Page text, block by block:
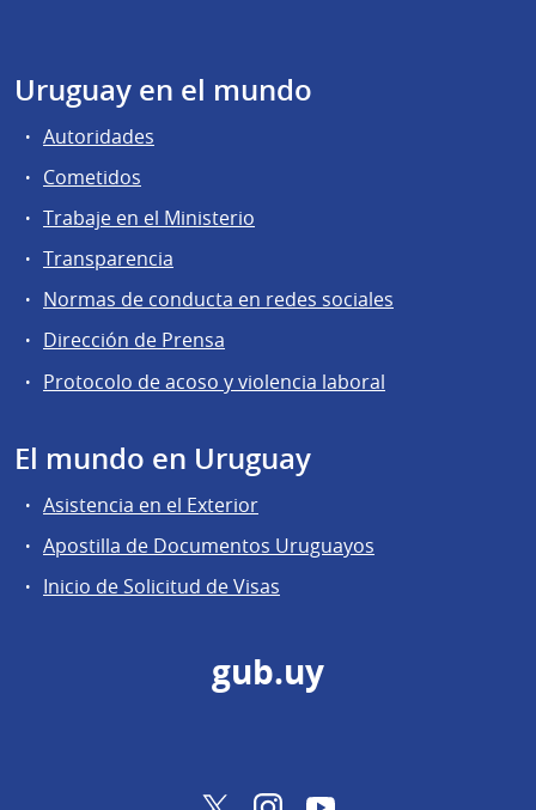
Uruguay en el mundo
Autoridades
Cometidos
Trabaje en el Ministerio
Transparencia
Normas de conducta en redes sociales
Dirección de Prensa
Protocolo de acoso y violencia laboral
El mundo en Uruguay
Asistencia en el Exterior
Apostilla de Documentos Uruguayos
Inicio de Solicitud de Visas
gub.uy